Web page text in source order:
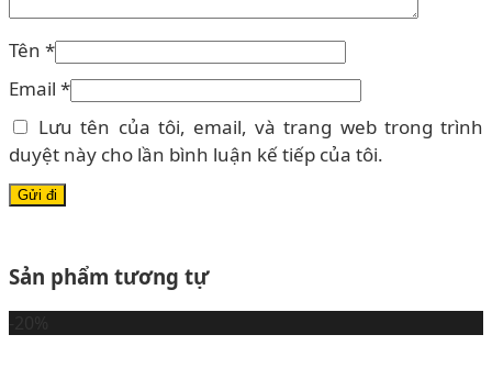
Tên *
Email *
Lưu tên của tôi, email, và trang web trong trình
duyệt này cho lần bình luận kế tiếp của tôi.
Sản phẩm tương tự